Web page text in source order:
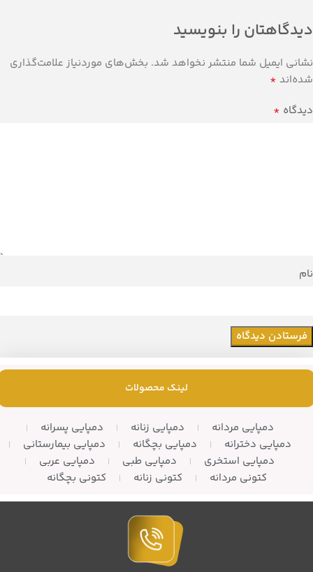
دیدگاهتان را بنویسید
نشانی ایمیل شما منتشر نخواهد شد. بخش‌های موردنیاز علامت‌گذاری
شده‌اند *
دیدگاه *
نام
لینک محصولات
دمپایی مردانه دمپایی زنانه
دمپایی پسرانه
دمپایی دخترانه
دمپایی بچگانه
دمپایی بیمارستانی
دمپایی استخری
دمپایی طبی
دمپایی عربی
کتونی مردانه
کتونی زنانه کتونی بچگانه